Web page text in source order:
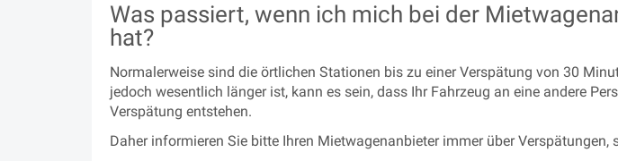
Was passiert, wenn ich mich bei der
hat?
Normalerweise sind die örtlichen Stationen bis zu einer Verspätung von 30
jedoch wesentlich länger ist, kann es sein, dass Ihr Fahrzeug an eine andere
Verspätung entstehen.
Daher informieren Sie bitte Ihren Mietwagenanbieter immer über Verspätungen,